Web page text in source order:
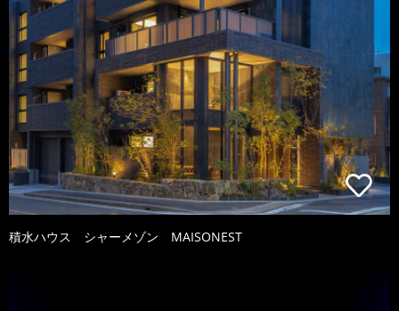
積水ハウス シャーメゾン MAISONEST